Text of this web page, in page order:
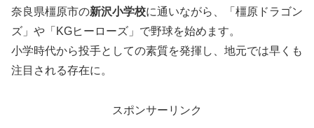
奈良県橿原市の新沢小学校に通いながら、「橿原ドラゴン
ズ」や「KGヒーローズ」で野球を始めます。
小学時代から投手としての素質を発揮し、地元では早くも
注目される存在に。
スポンサーリンク